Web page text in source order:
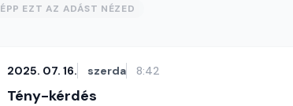
ÉPP EZT AZ ADÁST NÉZED
2025. 07. 16. szerda 8:42
Tény-kérdés